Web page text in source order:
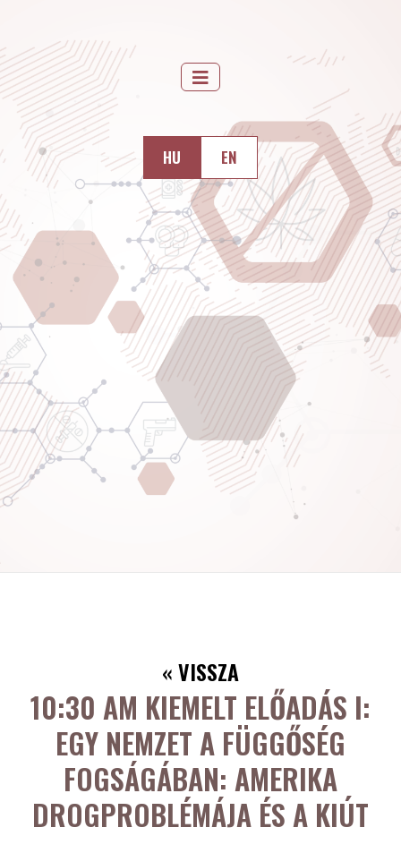
HU EN
« VISSZA
10:30 AM KIEMELT ELŐADÁS I:
EGY NEMZET A FÜGGŐSÉG
FOGSÁGÁBAN: AMERIKA
DROGPROBLÉMÁJA ÉS A KIÚT